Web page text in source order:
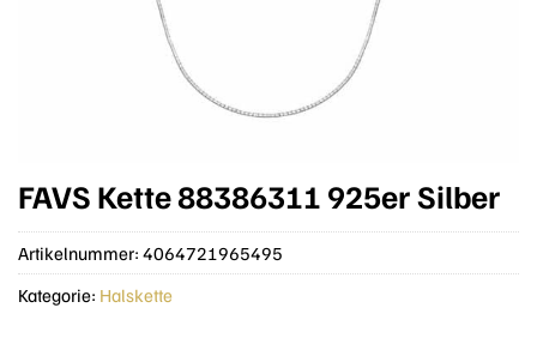
FAVS Kette 88386311 925er Silber
Artikelnummer: 4064721965495
Kategorie: Halskette